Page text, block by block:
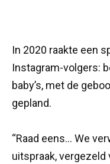
In 2020 raakte een
Instagram-volgers:
baby’s, met de
gepland.
“Raad eens… We
uitspraak,